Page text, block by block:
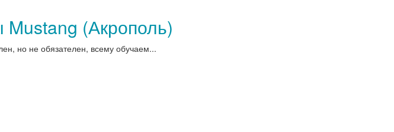
Mustang (Акрополь)
но не обязателен, всему обучаем...